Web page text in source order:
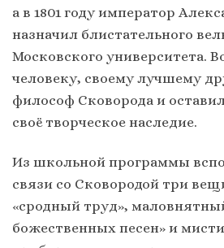
а в 1801 году император
назначил блистательного
Московского университета.
человеку, своему лучшему
философ Сковорода и
своё творческое наследие.
Из школьной программы
связи со Сковородой три
«сродный труд»,
божественных песен» и